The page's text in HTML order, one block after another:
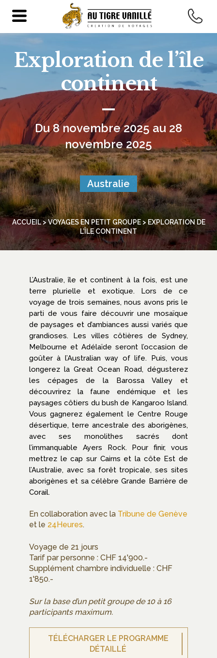
Exploration de l’île
continent
Du 8 novembre 2025 au 28
novembre 2025
Australie
ACCUEIL>VOYAGES EN PETIT GROUPE> EXPLORATION DE
L’ÎLE CONTINENT
L’Australie, île et continent à la fois, est une
terre plurielle et exotique. Lors de ce
voyage de trois semaines, nous avons pris le
parti de vous faire découvrir une mosaïque
de paysages et d’ambiances aussi variés que
grandioses. Les villes côtières de Sydney,
Melbourne et Adélaïde seront l’occasion de
goûter à l’Australian way of life. Puis, vous
longerez la Great Ocean Road, dégusterez
les cépages de la Barossa Valley et
découvrirez la faune endémique et les
paysages côtiers du bush de Kangaroo Island.
Vous gagnerez également le Centre Rouge
désertique, terre ancestrale des aborigènes,
avec ses monolithes sacrés dont
l’immanquable Ayers Rock. Pour finir, vous
mettrez le cap sur Cairns et la côte Est de
l’Australie, avec sa forêt tropicale, ses sites
aborigènes et sa célèbre Grande Barrière de
Corail.
En collaboration avec la Tribune de Genève
et le 24Heures.
Voyage de 21 jours
Tarif par personne : CHF 14'900.-
Supplément chambre individuelle : CHF
1'850.-
Sur la base d’un petit groupe de 10 à 16
participants maximum.
TÉLÉCHARGER LE PROGRAMME
DÉTAILLÉ